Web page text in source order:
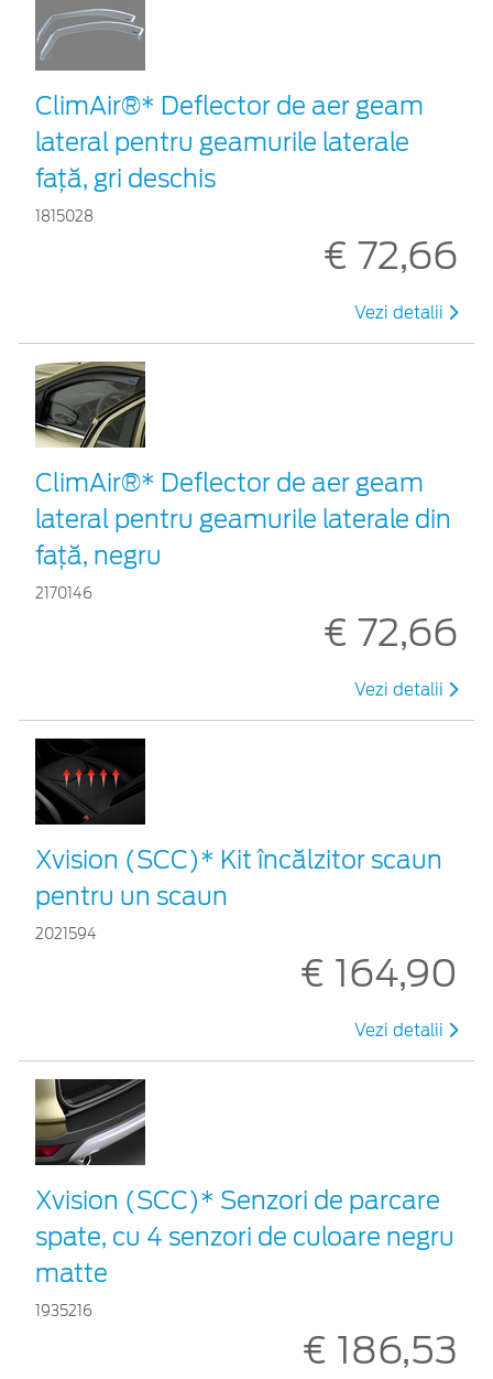
ClimAir®* Deflector de aer geam
lateral pentru geamurile laterale
faţă, gri deschis
1815028
€ 72,66
Vezi detalii
ClimAir®* Deflector de aer geam
lateral pentru geamurile laterale din
faţă, negru
2170146
€ 72,66
Vezi detalii
Xvision (SCC)* Kit încălzitor scaun
pentru un scaun
2021594
€ 164,90
Vezi detalii
Xvision (SCC)* Senzori de parcare
spate, cu 4 senzori de culoare negru
matte
1935216
€ 186,53